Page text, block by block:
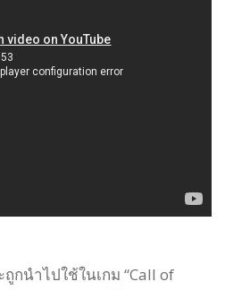
กนำไปใช้ในเกม “Call of